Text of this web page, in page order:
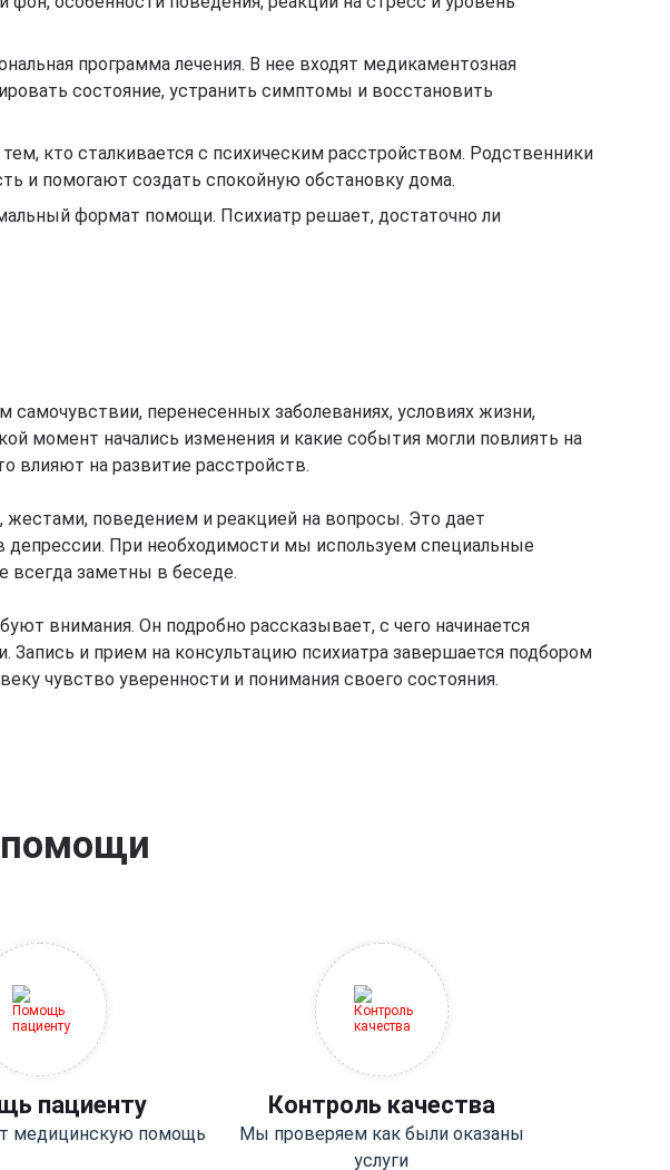
программа лечения. В нее входят медикаментозная
состояние, устранить симптомы и восстановить
кто сталкивается с психическим расстройством. Родственники
и помогают создать спокойную обстановку дома.
формат помощи. Психиатр решает, достаточно ли
перенесенных заболеваниях, условиях жизни,
момент начались изменения и какие события могли повлиять на
влияют на развитие расстройств.
поведением и реакцией на вопросы. Это дает
депрессии. При необходимости мы используем специальные
заметны в беседе.
внимания. Он подробно рассказывает, с чего начинается
Запись и прием на консультацию психиатра завершается подбором
чувство уверенности и понимания своего состояния.
помощи
пациенту
медицинскую помощь
Контроль качества
Мы проверяем как были оказаны
услуги